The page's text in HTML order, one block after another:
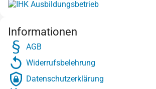
Informationen
AGB
Widerrufsbelehrung
Datenschutzerklärung